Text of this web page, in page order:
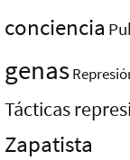
conciencia
genas
Tácticas
Zapatista